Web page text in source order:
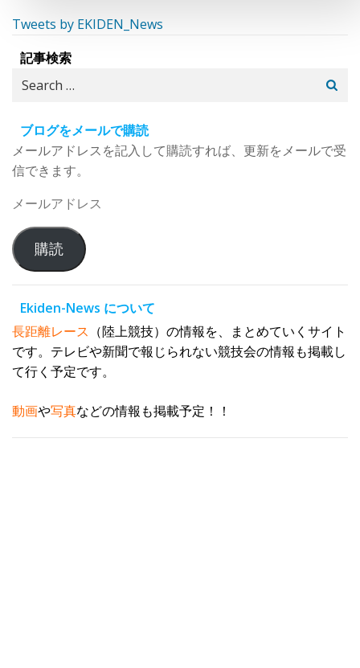
Tweets by EKIDEN_News
記事検索
Search
ブログをメールで購読
メールアドレスを記入して購読すれば、更新をメールで受
信できます。
メ
ル
ア
ド
レ
ス
購読
Ekiden-News について
長距離レース （陸上競技）の情報を、まとめていくサイト
です。テレビや新聞で報じられない競技会の情報も掲載し
て行く予定です。
動画や写真などの情報も掲載予定！！